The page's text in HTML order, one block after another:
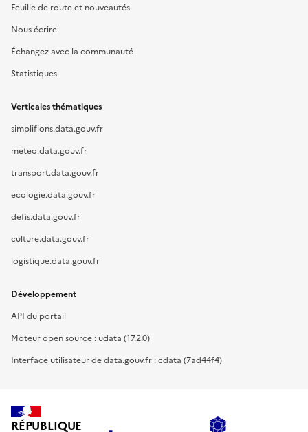
Feuille de route et nouveautés
Nous écrire
Échangez avec la communauté
Statistiques
Verticales thématiques
simplifions.data.gouv.fr
meteo.data.gouv.fr
transport.data.gouv.fr
ecologie.data.gouv.fr
defis.data.gouv.fr
culture.data.gouv.fr
logistique.data.gouv.fr
Développement
API du portail
Moteur open source : udata (17.2.0)
Interface utilisateur de data.gouv.fr : cdata (7ad44f4)
RÉPUBLIQUE